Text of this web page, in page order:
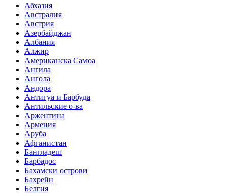
Абхазия
Австралия
Австрия
Азербайджан
Албания
Алжир
Американска Самоа
Ангила
Ангола
Андора
Антигуа и Барбуда
Антильские о-ва
Аржентина
Армения
Аруба
Афганистан
Бангладеш
Барбадос
Бахамски острови
Бахрейн
Белгия